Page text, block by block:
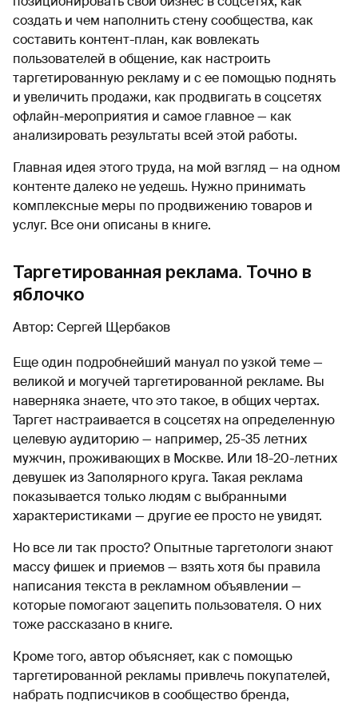
создать и чем наполнить стену сообщества, как
составить контент-план, как вовлекать
пользователей в общение, как настроить
таргетированную рекламу и с ее помощью поднять
и увеличить продажи, как продвигать в соцсетях
офлайн-мероприятия и самое главное — как
анализировать результаты всей этой работы.
Главная идея этого труда, на мой взгляд — на одном
контенте далеко не уедешь. Нужно принимать
комплексные меры по продвижению товаров и
услуг. Все они описаны в книге.
Таргетированная реклама. Точно в
яблочко
Автор: Сергей Щербаков
Еще один подробнейший мануал по узкой теме —
великой и могучей таргетированной рекламе. Вы
наверняка знаете, что это такое, в общих чертах.
Таргет настраивается в соцсетях на определенную
целевую аудиторию — например, 25-35 летних
мужчин, проживающих в Москве. Или 18-20-летних
девушек из Заполярного круга. Такая реклама
показывается только людям с выбранными
характеристиками — другие ее просто не увидят.
Но все ли так просто? Опытные таргетологи знают
массу фишек и приемов — взять хотя бы правила
написания текста в рекламном объявлении —
которые помогают зацепить пользователя. О них
тоже рассказано в книге.
Кроме того, автор объясняет, как с помощью
таргетированной рекламы привлечь покупателей,
набрать подписчиков в сообщество бренда,